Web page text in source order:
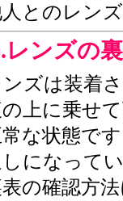
とのレン
レンズの
ンズは装着
の上に乗せ
な状態で
になって
の確認方